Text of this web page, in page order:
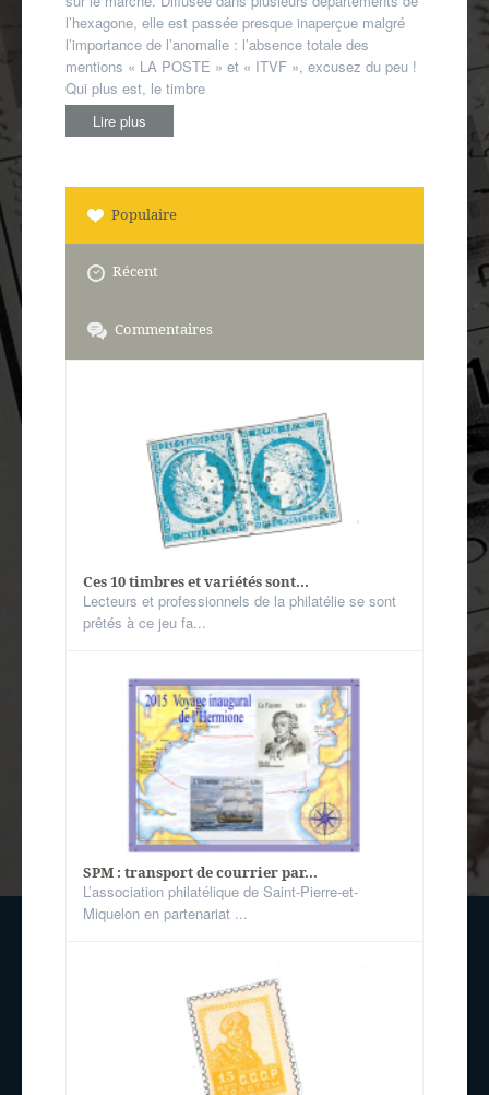
l’hexagone, elle est passée presque inaperçue malgré
l’importance de l’anomalie : l’absence totale des
mentions « LA POSTE » et « ITVF », excusez du peu !
Qui plus est, le timbre
Lire plus
Populaire
Récent
Commentaires
Ces 10 timbres et variétés sont...
Lecteurs et professionnels de la philatélie se sont
prêtés à ce jeu fa...
SPM : transport de courrier par...
L’association philatélique de Saint-Pierre-et-
Miquelon en partenariat ...